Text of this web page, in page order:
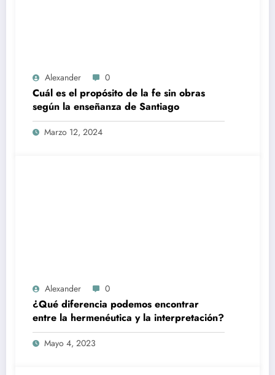
Alexander 0
Cuál es el propósito de la fe sin obras
según la enseñanza de Santiago
Marzo 12, 2024
Alexander 0
¿Qué diferencia podemos encontrar
entre la hermenéutica y la interpretación?
Mayo 4, 2023